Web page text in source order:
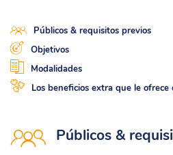
Públicos & requisitos previos
Objetivos
Modalidades
Los beneficios extra que le ofrece
Públicos &